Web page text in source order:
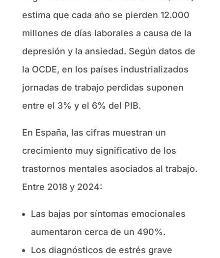
estima que cada año se pierden 12.000
millones de días laborales a causa de la
depresión y la ansiedad. Según datos de
la OCDE, en los países industrializados
jornadas de trabajo perdidas suponen
entre el 3% y el 6% del PIB.
En España, las cifras muestran un
crecimiento muy significativo de los
trastornos mentales asociados al trabajo.
Entre 2018 y 2024:
Las bajas por síntomas emocionales
aumentaron cerca de un 490%.
Los diagnósticos de estrés grave